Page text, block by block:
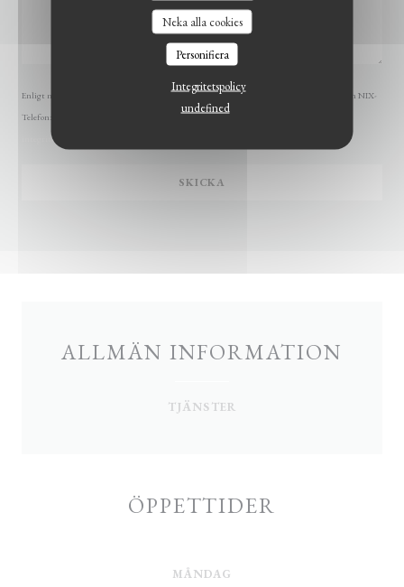
Neka alla cookies
Personifiera
Integritetspolicy
undefined
Enligt marknadsföringslagen har du rätt att spärra dig mot oönskad marknadsföring genom NIX-
Telefon:
. För mer information om hur vi behandlar dina uppgifter, se vår
integritetspolicy
ALLMÄN INFORMATION
TJÄNSTER
ÖPPETTIDER
MÅNDAG